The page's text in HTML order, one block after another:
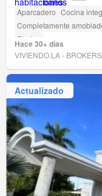
Aparcadero Cocina
Completamente
Piscina
Hace 30+ días
VIVIENDO.LA -
Actualizado